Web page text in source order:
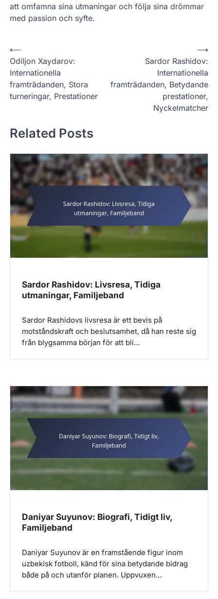
att omfamna sina utmaningar och följa sina drömmar
med passion och syfte.
P
o
s
t
a
v
i
g
a
t
i
o
⟵
Odiljon Xaydarov:
Internationella
framträdanden, Stora
turneringar, Prestationer
Sardor Rashidov:
Internationella
framträdanden, Betydande
prestationer,
Nyckelmatcher
⟶
Related Posts
Sardor Rashidov: Livsresa, Tidiga
utmaningar, Familjeband
Sardor Rashidovs livsresa är ett bevis på
motståndskraft och beslutsamhet, då han reste sig
från blygsamma början för att bli…
Daniyar Suyunov: Biografi, Tidigt liv,
Familjeband
Daniyar Suyunov är en framstående figur inom
uzbekisk fotboll, känd för sina betydande bidrag
både på och utanför planen. Uppvuxen…